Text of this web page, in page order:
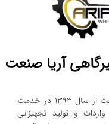
آریا صنعت
شرکت تجهیزات تعمیرگاهی آریا صنعت از سال ۱۳۹۳ در خدمت
و تولید تجهیزاتی